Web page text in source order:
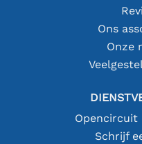
Ons
Onze
Opencircuit
Schrijf